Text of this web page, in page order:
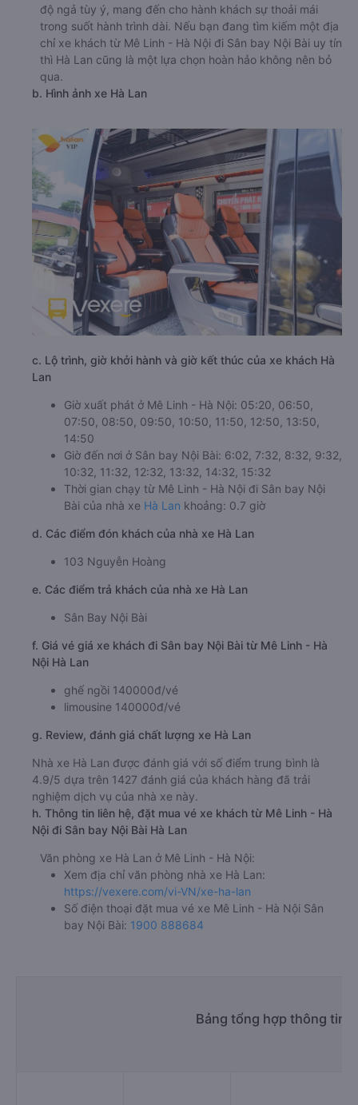
độ ngả tùy ý, mang đến cho hành khách sự thoải mái
trong suốt hành trình dài. Nếu bạn đang tìm kiếm một địa
chỉ xe khách từ Mê Linh - Hà Nội đi Sân bay Nội Bài uy tín
thì Hà Lan cũng là một lựa chọn hoàn hảo không nên bỏ
qua.
b. Hình ảnh xe Hà Lan
c. Lộ trình, giờ khởi hành và giờ kết thúc của xe khách Hà
Lan
Giờ xuất phát ở Mê Linh - Hà Nội: 05:20, 06:50,
07:50, 08:50, 09:50, 10:50, 11:50, 12:50, 13:50,
14:50
Giờ đến nơi ở Sân bay Nội Bài: 6:02, 7:32, 8:32, 9:32,
10:32, 11:32, 12:32, 13:32, 14:32, 15:32
Thời gian chạy từ Mê Linh - Hà Nội đi Sân bay Nội
Bài của nhà xe Hà Lan khoảng: 0.7 giờ
d. Các điểm đón khách của nhà xe Hà Lan
103 Nguyễn Hoàng
e. Các điểm trả khách của nhà xe Hà Lan
Sân Bay Nội Bài
f. Giá vé giá xe khách đi Sân bay Nội Bài từ Mê Linh - Hà
Nội Hà Lan
ghế ngồi 140000đ/vé
limousine 140000đ/vé
g. Review, đánh giá chất lượng xe Hà Lan
Nhà xe Hà Lan được đánh giá với số điểm trung bình là
4.9/5 dựa trên 1427 đánh giá của khách hàng đã trải
nghiệm dịch vụ của nhà xe này.
h. Thông tin liên hệ, đặt mua vé xe khách từ Mê Linh - Hà
Nội đi Sân bay Nội Bài Hà Lan
Văn phòng xe Hà Lan ở Mê Linh - Hà Nội:
Xem địa chỉ văn phòng nhà xe Hà Lan:
https://vexere.com/vi-VN/xe-ha-lan
Số điện thoại đặt mua vé xe Mê Linh - Hà Nội Sân
bay Nội Bài: 1900 888684
Bảng tổng hợp thông tin